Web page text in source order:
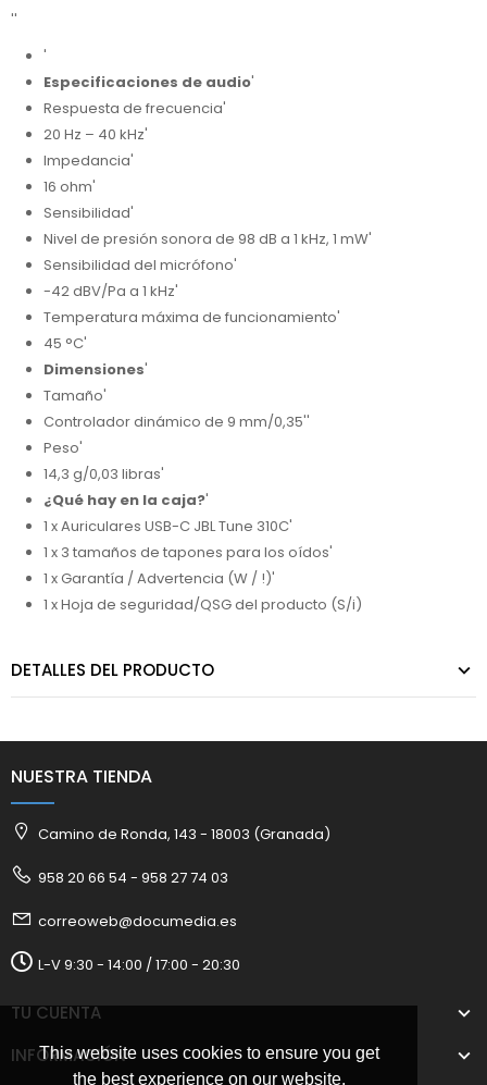
This website uses cookies to ensure you get
the best experience on our website.
''
'
Especificaciones de audio'
Respuesta de frecuencia'
20 Hz – 40 kHz'
Impedancia'
16 ohm'
Sensibilidad'
Nivel de presión sonora de 98 dB a 1 kHz, 1 mW'
Sensibilidad del micrófono'
-42 dBV/Pa a 1 kHz'
Temperatura máxima de funcionamiento'
45 °C'
Dimensiones'
Tamaño'
Controlador dinámico de 9 mm/0,35''
Peso'
14,3 g/0,03 libras'
¿Qué hay en la caja?'
1 x Auriculares USB-C JBL Tune 310C'
1 x 3 tamaños de tapones para los oídos'
1 x Garantía / Advertencia (W / !)'
1 x Hoja de seguridad/QSG del producto (S/i)
DETALLES DEL PRODUCTO
NUESTRA TIENDA
Camino de Ronda, 143 - 18003 (Granada)
958 20 66 54 - 958 27 74 03
correoweb@documedia.es
L-V 9:30 - 14:00 / 17:00 - 20:30
TU CUENTA
INFORMACIÓN